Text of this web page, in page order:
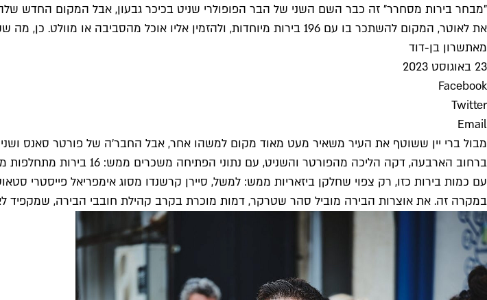
"מבחר בירות מסחרר" זה כבר השם השני של הבר הפופולרי שניט בכיכר גבעון, אבל המקום
את לאוטר, המקום להשתכר בו עם 196 בירות מיוחדות, ולהזמין אליו אוכל מהסביבה או מוולט. כן, מה שקראתם
מאתשרון בן-דוד
23 באוגוסט 2023
Facebook
Twitter
Email
מבול ברי יין ששוטף את העיר משאיר מעט מאוד מקום למשהו אחר, אבל החבר'ה של פורטר סאנס
ברחוב הארבעה, דקה הליכה מהפורטר והשניט, עם נתוני הפתיחה משכרים ממש: 16 בירות מתחלפות מחבית שמגיעות היישר מחדר קירור ונמזגות מברזים ולא פחות מ-180 סוגי בירה מכל העולם.
עם כמות בירות כזו, רק צפוי שחלקן ביזאריות ממש: למשל, סיירן קרשנדו מסוג אימפריאל פייסטרי
במקרה זה. את אוצרות הבירה מוביל סהר שטרקר, דמות מוכרת בקרב קהילת חובבי הבירה, שמקפיד